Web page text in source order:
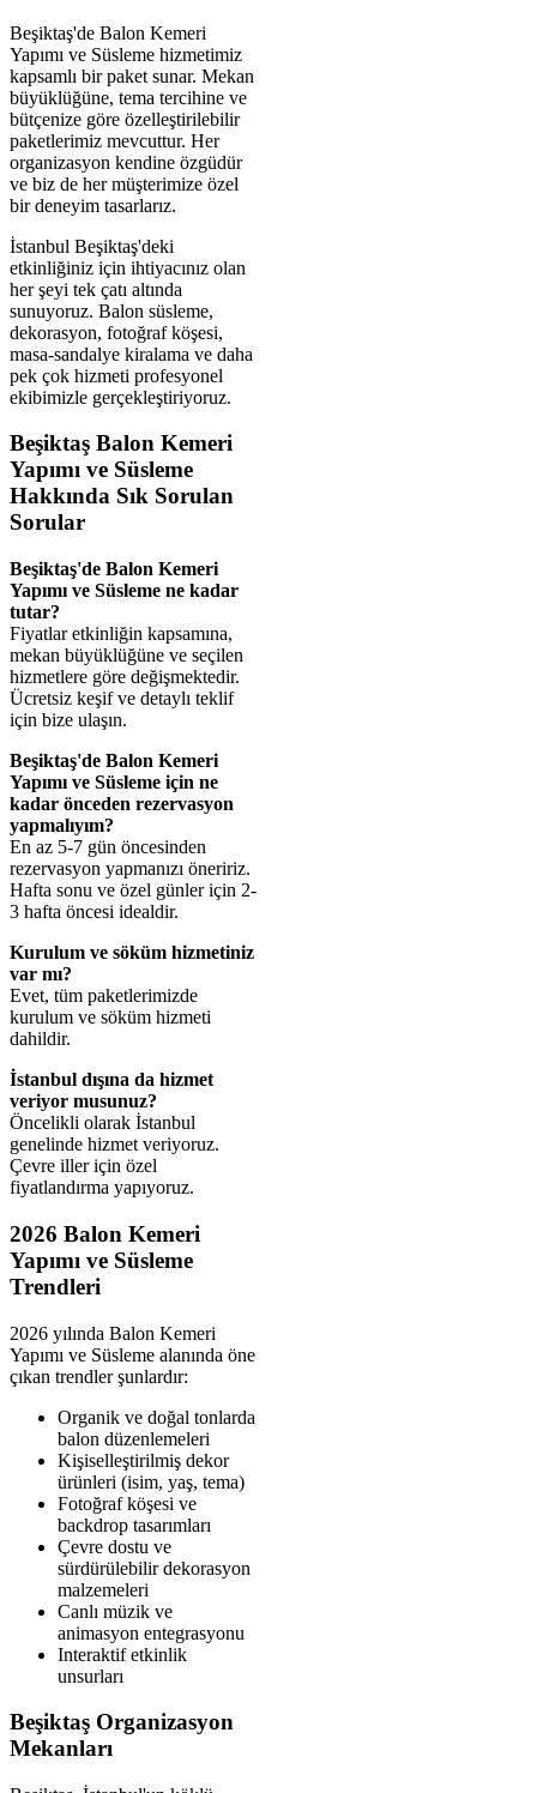
Beşiktaş'de Balon Kemeri
Yapımı ve Süsleme hizmetimiz
kapsamlı bir paket sunar. Mekan
büyüklüğüne, tema tercihine ve
bütçenize göre özelleştirilebilir
paketlerimiz mevcuttur. Her
organizasyon kendine özgüdür
ve biz de her müşterimize özel
bir deneyim tasarlarız.
İstanbul Beşiktaş'deki
etkinliğiniz için ihtiyacınız olan
her şeyi tek çatı altında
sunuyoruz. Balon süsleme,
dekorasyon, fotoğraf köşesi,
masa-sandalye kiralama ve daha
pek çok hizmeti profesyonel
ekibimizle gerçekleştiriyoruz.
Beşiktaş Balon Kemeri
Yapımı ve Süsleme
Hakkında Sık Sorulan
Sorular
Beşiktaş'de Balon Kemeri
Yapımı ve Süsleme ne kadar
tutar?
Fiyatlar etkinliğin kapsamına,
mekan büyüklüğüne ve seçilen
hizmetlere göre değişmektedir.
Ücretsiz keşif ve detaylı teklif
için bize ulaşın.
Beşiktaş'de Balon Kemeri
Yapımı ve Süsleme için ne
kadar önceden rezervasyon
yapmalıyım?
En az 5-7 gün öncesinden
rezervasyon yapmanızı öneririz.
Hafta sonu ve özel günler için 2-
3 hafta öncesi idealdir.
Kurulum ve söküm hizmetiniz
var mı?
Evet, tüm paketlerimizde
kurulum ve söküm hizmeti
dahildir.
İstanbul dışına da hizmet
veriyor musunuz?
Öncelikli olarak İstanbul
genelinde hizmet veriyoruz.
Çevre iller için özel
fiyatlandırma yapıyoruz.
2026 Balon Kemeri
Yapımı ve Süsleme
Trendleri
2026 yılında Balon Kemeri
Yapımı ve Süsleme alanında öne
çıkan trendler şunlardır:
Organik ve doğal tonlarda
balon düzenlemeleri
Kişiselleştirilmiş dekor
ürünleri (isim, yaş, tema)
Fotoğraf köşesi ve
backdrop tasarımları
Çevre dostu ve
sürdürülebilir dekorasyon
malzemeleri
Canlı müzik ve
animasyon entegrasyonu
Interaktif etkinlik
unsurları
Beşiktaş Organizasyon
Mekanları